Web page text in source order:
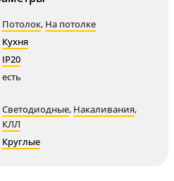
Потолок, На потолке
Кухня
IP20
есть
Светодиодные, Накаливания,
КЛЛ
Круглые